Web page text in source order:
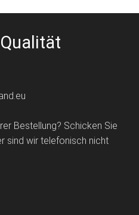
Bestellung? Schicken Sie
sind wir telefonisch nicht